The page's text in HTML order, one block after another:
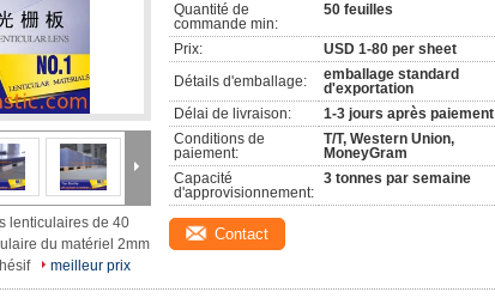
lenticulaires de 40
du matériel 2mm
meilleur prix
Quantité de
commande min:
50 feuilles
Prix:
USD 1-80 per sheet
Détails d'emballage:
emballage standard
d'exportation
Délai de livraison:
1-3 jours après paiement
Conditions de
paiement:
T/T, Western Union,
MoneyGram
Capacité
d'approvisionnement:
3 tonnes par semaine
Contact